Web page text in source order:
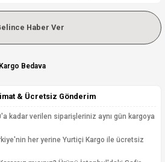
Haber Ver
Kargo Bedava
& Ücretsiz Gönderim
kadar verilen siparişleriniz aynı gün kargoya
her yerine Yurtiçi Kargo ile ücretsiz